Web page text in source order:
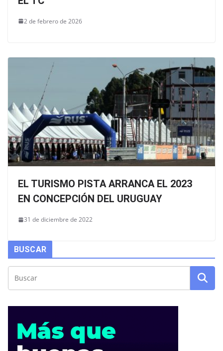
2 de febrero de 2026
EL TURISMO PISTA ARRANCA EL 2023
EN CONCEPCIÓN DEL URUGUAY
31 de diciembre de 2022
BUSCAR